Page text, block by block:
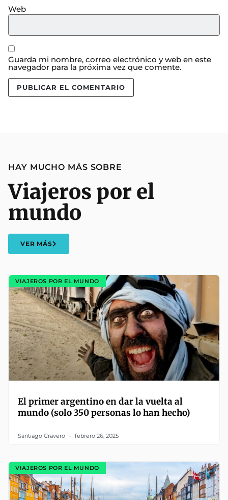
Web
Guarda mi nombre, correo electrónico y web en este
navegador para la próxima vez que comente.
HAY MUCHO MÁS SOBRE
Viajeros por el
mundo
VER MÁS
VIAJEROS POR EL MUNDO
El primer argentino en dar la vuelta al
mundo (solo 350 personas lo han hecho)
Santiago Cravero febrero 26, 2025
VIAJEROS POR EL MUNDO